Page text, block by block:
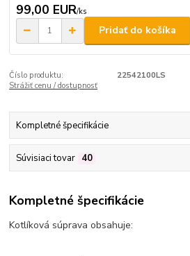
99,00 EUR/ks
Pridať do košíka
Číslo produktu:
22542100LS
Strážiť cenu / dostupnosť
Kompletné špecifikácie
Súvisiaci tovar 40
Kompletné špecifikácie
Kotlíková súprava obsahuje: